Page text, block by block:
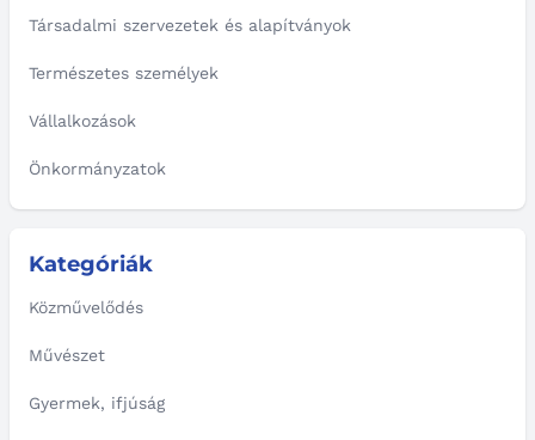
Társadalmi szervezetek és alapítványok
Természetes személyek
Vállalkozások
Önkormányzatok
Kategóriák
Közművelődés
Művészet
Gyermek, ifjúság